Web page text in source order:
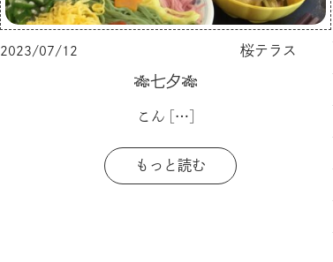
2023/07/12 桜テラス
🎋七夕🎋
こん […]
もっと読む